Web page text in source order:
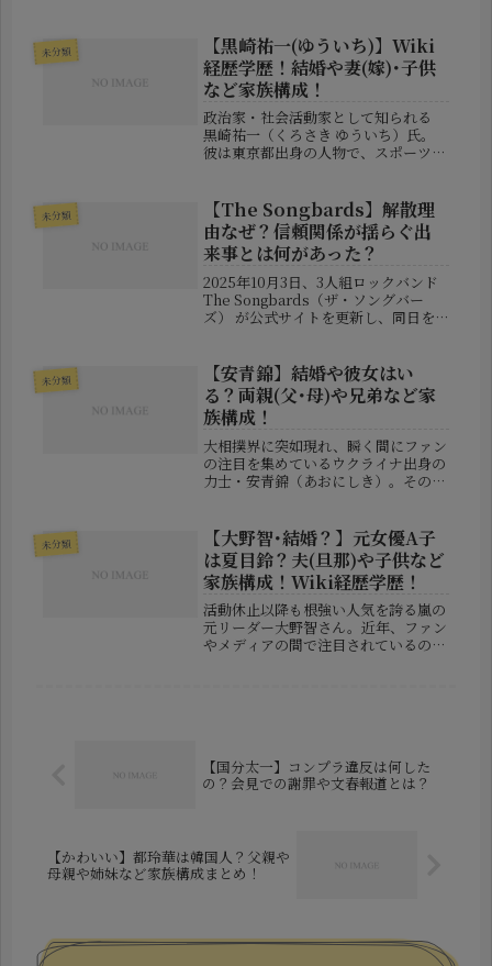
日、フリーアナウンサーとして長年テ
レビ界を牽引してきた...
未分類
【黒崎祐一(ゆういち)】Wiki
経歴学歴！結婚や妻(嫁)･子供
など家族構成！
政治家・社会活動家として知られる
黒崎祐一（くろさき ゆういち）氏。
彼は東京都出身の人物で、スポーツ・
した政策実践を続けてきた。ここで
は、その歩みを学歴・職歴・家族や私
生活...
未分類
【The Songbards】解散理
由なぜ？信頼関係が揺らぐ出
来事とは何があった？
2025年10月3日、3人組ロックバンド
The Songbards（ザ・ソングバー
ズ） が公式サイトを更新し、同日を
いたライブも含め、すべてのスケジュ
ールを中止。ファンに...
未分類
【安青錦】結婚や彼女はい
る？両親(父･母)や兄弟など家
族構成！
大相撲界に突如現れ、瞬く間にファン
の注目を集めているウクライナ出身の
力士・安青錦（あおにしき）。その実
人気が急上昇しています。今回は、彼
の**恋愛事情や家族構成（両親・兄
弟...
未分類
【大野智･結婚？】元女優A子
は夏目鈴？夫(旦那)や子供など
家族構成！Wiki経歴学歴！
活動休止以降も根強い人気を誇る嵐の
元リーダー大野智さん。近年、ファン
やメディアの間で注目されているのが
【国分太一】コンプラ違反は何した
の？会見での謝罪や文春報道とは？
【かわいい】都玲華は韓国人？父親や
母親や姉妹など家族構成まとめ！